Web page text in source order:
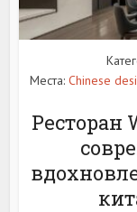
Места: Chinese
Ресторан